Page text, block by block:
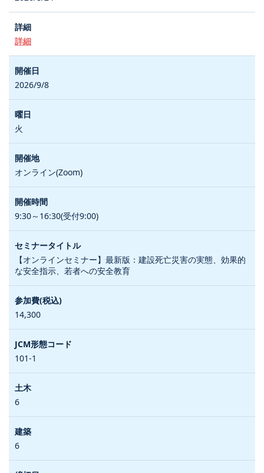
詳細
2026/9/8
火
オンライン(Zoom)
9:30～16:30(受付9:00)
【オンラインセミナー】最新版：建設死亡災害の実態、効果的
な安全指示、若者への安全教育
14,300
101-1
6
6